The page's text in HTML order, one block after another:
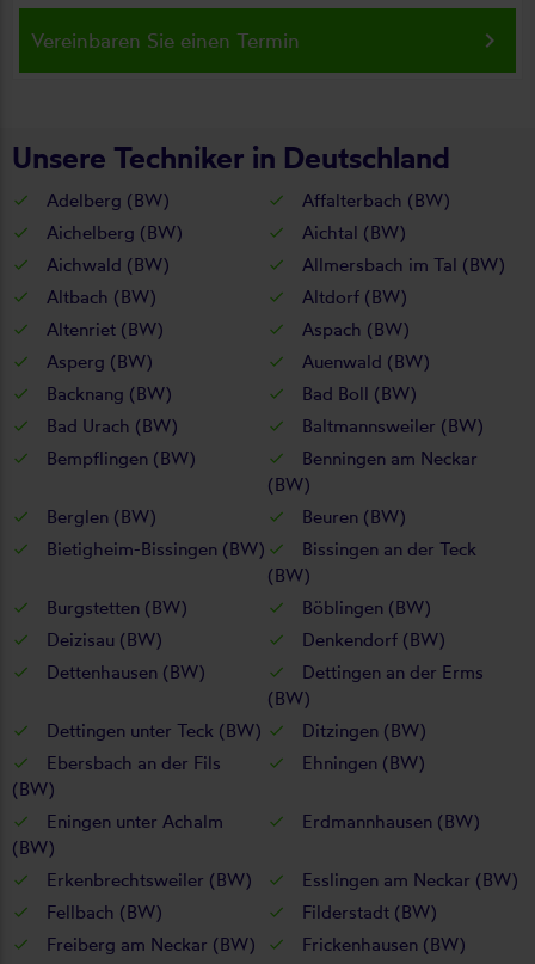
Vereinbaren Sie einen Termin keyboard_arrow_right
Unsere Techniker in Deutschland
Adelberg (BW)
Affalterbach (BW)
Aichelberg (BW)
Aichtal (BW)
Aichwald (BW)
Allmersbach im Tal (BW)
Altbach (BW)
Altdorf (BW)
Altenriet (BW)
Aspach (BW)
Asperg (BW)
Auenwald (BW)
Backnang (BW)
Bad Boll (BW)
Bad Urach (BW)
Baltmannsweiler (BW)
Bempflingen (BW)
Benningen am Neckar
(BW)
Berglen (BW)
Beuren (BW)
Bietigheim-Bissingen (BW)
Bissingen an der Teck
(BW)
Burgstetten (BW)
Böblingen (BW)
Deizisau (BW)
Denkendorf (BW)
Dettenhausen (BW)
Dettingen an der Erms
(BW)
Dettingen unter Teck (BW)
Ditzingen (BW)
Ebersbach an der Fils
(BW)
Ehningen (BW)
Eningen unter Achalm
(BW)
Erdmannhausen (BW)
Erkenbrechtsweiler (BW)
Esslingen am Neckar (BW)
Fellbach (BW)
Filderstadt (BW)
Freiberg am Neckar (BW)
Frickenhausen (BW)